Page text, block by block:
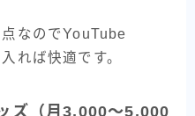
なのでYouTube
れば快適です。
ズ（月3,000〜5,000